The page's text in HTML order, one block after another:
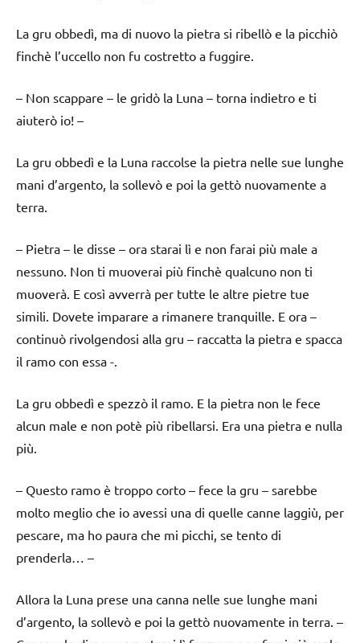
La gru obbedì, ma di nuovo la pietra si ribellò e la picchiò
finchè l’uccello non fu costretto a fuggire.
– Non scappare – le gridò la Luna – torna indietro e ti
aiuterò io! –
La gru obbedì e la Luna raccolse la pietra nelle sue lunghe
mani d’argento, la sollevò e poi la gettò nuovamente a
terra.
– Pietra – le disse – ora starai lì e non farai più male a
nessuno. Non ti muoverai più finchè qualcuno non ti
muoverà. E così avverrà per tutte le altre pietre tue
simili. Dovete imparare a rimanere tranquille. E ora –
continuò rivolgendosi alla gru – raccatta la pietra e spacca
il ramo con essa -.
La gru obbedì e spezzò il ramo. E la pietra non le fece
alcun male e non potè più ribellarsi. Era una pietra e nulla
più.
– Questo ramo è troppo corto – fece la gru – sarebbe
molto meglio che io avessi una di quelle canne laggiù, per
pescare, ma ho paura che mi picchi, se tento di
prenderla… –
Allora la Luna prese una canna nelle sue lunghe mani
d’argento, la sollevò e poi la gettò nuovamente in terra. –